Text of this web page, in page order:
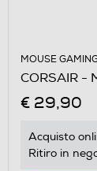
MOUSE
CORSAIR -
€ 29,90
Acquisto
Ritiro in